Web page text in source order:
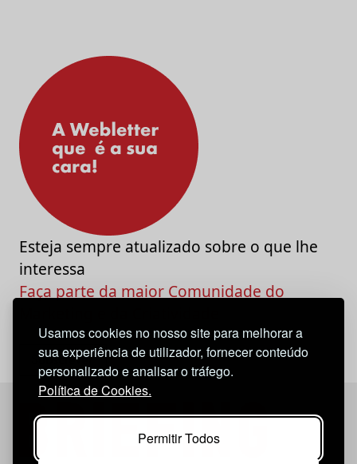
Usamos cookies no nosso site para melhorar a
sua experiência de utilizador, fornecer conteúdo
personalizado e analisar o tráfego.
Política de Cookies.
Permitir Todos
Esteja sempre atualizado sobre o que lhe
interessa
Faça parte da maior Comunidade do